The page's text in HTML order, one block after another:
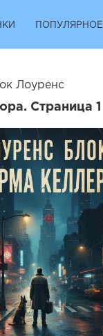
ПОПУЛЯРНОЕ
Лоуренс
Страница 1